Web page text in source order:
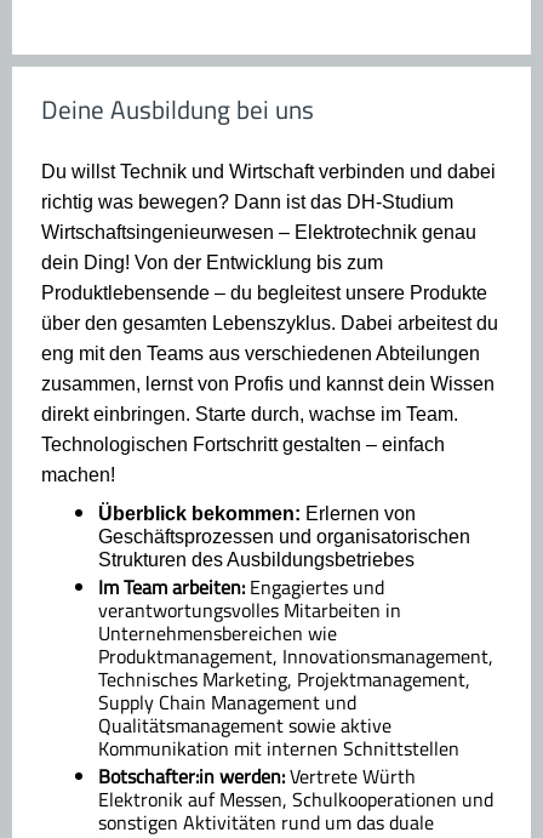
Deine Ausbildung bei uns
Du willst Technik und Wirtschaft verbinden und dabei
richtig was bewegen? Dann ist das DH-Studium
Wirtschaftsingenieurwesen – Elektrotechnik genau
dein Ding! Von der Entwicklung bis zum
Produktlebensende – du begleitest unsere Produkte
über den gesamten Lebenszyklus. Dabei arbeitest du
eng mit den Teams aus verschiedenen Abteilungen
zusammen, lernst von Profis und kannst dein Wissen
direkt einbringen. Starte durch, wachse im Team.
Technologischen Fortschritt gestalten – einfach
machen!
Überblick bekommen: Erlernen von
Geschäftsprozessen und organisatorischen
Strukturen des Ausbildungsbetriebes
Im Team arbeiten: Engagiertes und
verantwortungsvolles Mitarbeiten in
Unternehmensbereichen wie
Produktmanagement, Innovationsmanagement,
Technisches Marketing, Projektmanagement,
Supply Chain Management und
Qualitätsmanagement sowie aktive
Kommunikation mit internen Schnittstellen
Botschafter:in werden:Vertrete Würth
Elektronik auf Messen, Schulkooperationen und
sonstigen Aktivitäten rund um das duale